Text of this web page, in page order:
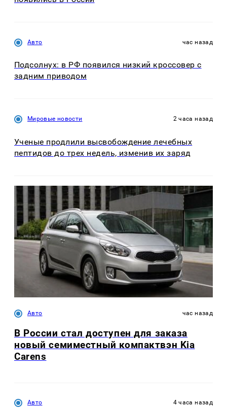
Авто час назад
Подсолнух: в РФ появился низкий кроссовер с
задним приводом
Мировые новости 2 часа назад
Ученые продлили высвобождение лечебных
пептидов до трех недель, изменив их заряд
Авто час назад
В России стал доступен для заказа
новый семиместный компактвэн Kia
Carens
Авто 4 часа назад